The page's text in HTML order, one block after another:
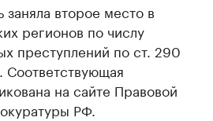
заняла второе место в
регионов по числу
преступлений по ст. 290
Соответствующая
на сайте Правовой
РФ.